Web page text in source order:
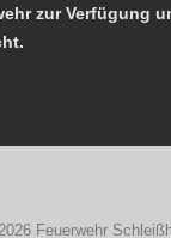
zur Verfügung
Feuerwehr